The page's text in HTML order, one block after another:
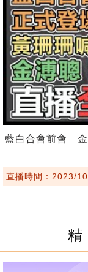
藍白合會前會 金
直播時間：2023/